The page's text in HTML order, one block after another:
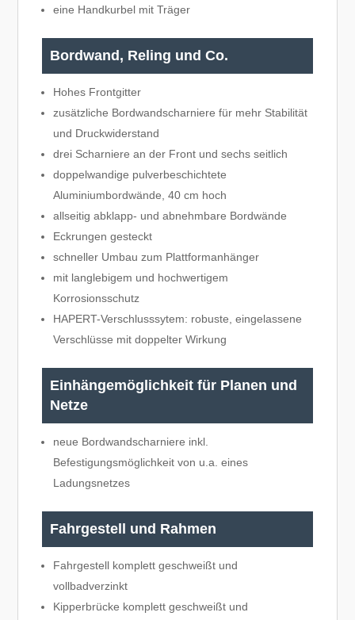
eine Handkurbel mit Träger
Bordwand, Reling und Co.
Hohes Frontgitter
zusätzliche Bordwandscharniere für mehr Stabilität
und Druckwiderstand
drei Scharniere an der Front und sechs seitlich
doppelwandige pulverbeschichtete
Aluminiumbordwände, 40 cm hoch
allseitig abklapp- und abnehmbare Bordwände
Eckrungen gesteckt
schneller Umbau zum Plattformanhänger
mit langlebigem und hochwertigem
Korrosionsschutz
HAPERT-Verschlusssytem: robuste, eingelassene
Verschlüsse mit doppelter Wirkung
Einhängemöglichkeit für Planen und
Netze
neue Bordwandscharniere inkl.
Befestigungsmöglichkeit von u.a. eines
Ladungsnetzes
Fahrgestell und Rahmen
Fahrgestell komplett geschweißt und
vollbadverzinkt
Kipperbrücke komplett geschweißt und